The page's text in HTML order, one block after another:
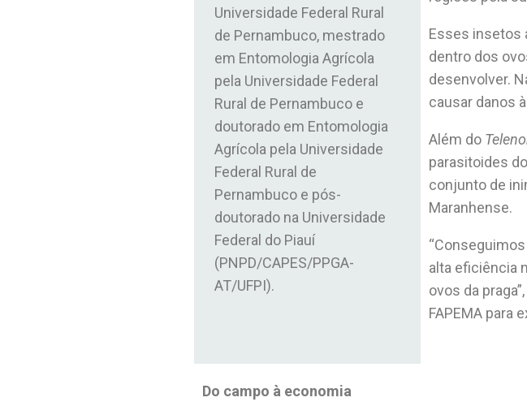
Universidade Federal Rural
de Pernambuco, mestrado
em Entomologia Agrícola
pela Universidade Federal
Rural de Pernambuco e
doutorado em Entomologia
Agrícola pela Universidade
Federal Rural de
Pernambuco e pós-
doutorado na Universidade
Federal do Piauí
(PNPD/CAPES/PPGA-
AT/UFPI).
Esses insetos
dentro dos
desenvolver.
causar danos
Além do
parasitoides
conjunto de
Maranhense.
alta eficiência
ovos da
FAPEMA para
Do campo à economia